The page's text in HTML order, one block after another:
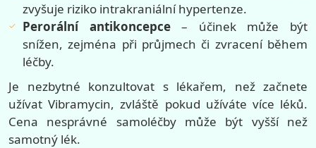
zvyšuje riziko intrakraniální hypertenze.
Perorální antikoncepce– účinek může být
snížen, zejména při průjmech či zvracení během
léčby.
Je nezbytné konzultovat s lékařem, než začnete
užívat Vibramycin, zvláště pokud užíváte více léků.
Cena nesprávné samoléčby může být vyšší než
samotný lék.